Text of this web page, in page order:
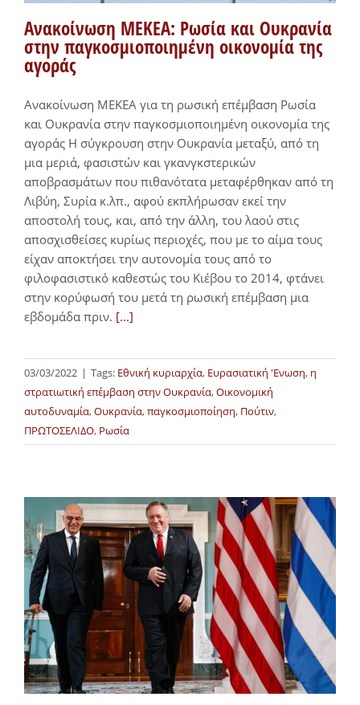
Ανακοίνωση ΜΕΚΕΑ: Ρωσία και Ουκρανία
στην παγκοσμιοποιημένη οικονομία της
αγοράς
Ανακοίνωση ΜΕΚΕΑ για τη ρωσική επέμβαση Ρωσία
και Ουκρανία στην παγκοσμιοποιημένη οικονομία της
αγοράς Η σύγκρουση στην Ουκρανία μεταξύ, από τη
μια μεριά, φασιστών και γκανγκστερικών
αποβρασμάτων που πιθανότατα μεταφέρθηκαν από τη
Λιβύη, Συρία κ.λπ., αφού εκπλήρωσαν εκεί την
αποστολή τους, και, από την άλλη, του λαού στις
αποσχισθείσες κυρίως περιοχές, που με το αίμα τους
είχαν αποκτήσει την αυτονομία τους από το
φιλοφασιστικό καθεστώς του Κιέβου το 2014, φτάνει
στην κορύφωσή του μετά τη ρωσική επέμβαση μια
εβδομάδα πριν. [...]
03/03/2022 | Tags: Εθνική κυριαρχία, Ευρασιατική 'Ενωση, η
στρατιωτική επέμβαση στην Ουκρανία,Οικονομική
αυτοδυναμία,Ουκρανία,παγκοσμιοποίηση, Πούτιν,
ΠΡΩΤΟΣΕΛΙΔΟ, Ρωσία